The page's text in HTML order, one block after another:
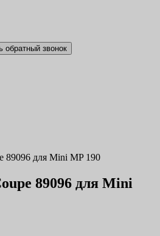
обратный звонок
89096 для Mini MP 190
89096 для Mini